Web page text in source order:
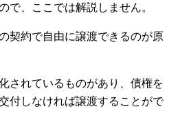
で、ここでは解説しません。
契約で自由に譲渡できるのが原
されているものがあり、債権を
付しなければ譲渡することがで